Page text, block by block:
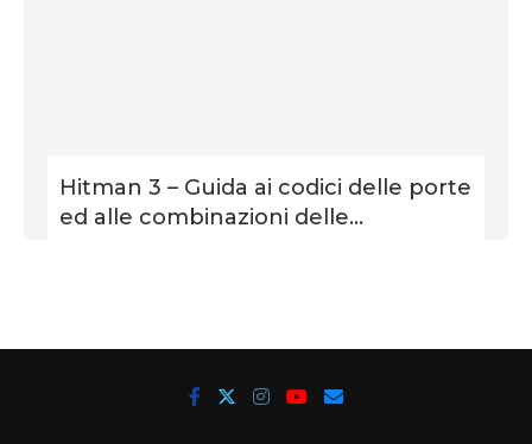
Hitman 3 – Guida ai codici delle porte
ed alle combinazioni delle...